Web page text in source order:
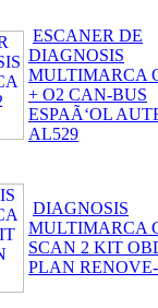
ESCANER DE
DIAGNOSIS
MULTIMARCA
+ O2 CAN-BUS
ESPAÃ‘OL
AL529
DIAGNOSIS
MULTIMARCA
SCAN 2 KIT
PLAN RENOVE-